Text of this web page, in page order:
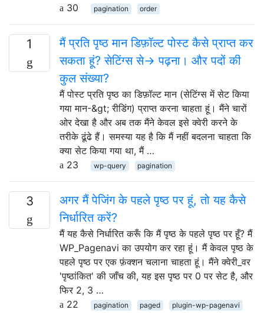
30
pagination order
1
मैं प्रति पृष्ठ मान डिफ़ॉल्ट पोस्ट कैसे प्राप्त कर
सकता हूं? सेटिंग्स से-> पढ़ना। और पदों की
कुल संख्या?
मैं पोस्ट प्रति पृष्ठ का डिफ़ॉल्ट मान (सेटिंग्स में सेट किया
गया मान-&gt; रीडिंग) प्राप्त करना चाहता हूं। मैंने चारों
ओर देखा है और अब तक मैंने केवल इसे क्वेरी करने के
तरीके ढूंढे हैं। समस्या यह है कि मैं नहीं बदलना चाहता कि
क्या सेट किया गया था, मैं …
23
wp-query pagination
3
अगर मैं पेजिंग के पहले पृष्ठ पर हूं, तो यह कैसे
निर्धारित करें?
मैं यह कैसे निर्धारित करूँ कि मैं पृष्ठ के पहले पृष्ठ पर हूँ? मैं
WP_Pagenavi का उपयोग कर रहा हूं। मैं केवल पृष्ठ के
पहले पृष्ठ पर एक फ़ंक्शन चलाना चाहता हूं। मैंने क्वेरी_वर
'पृष्ठांकित' की जाँच की, यह इस पृष्ठ पर 0 पर सेट है, और
फिर 2, 3 …
22
pagination paged plugin-wp-pagenavi